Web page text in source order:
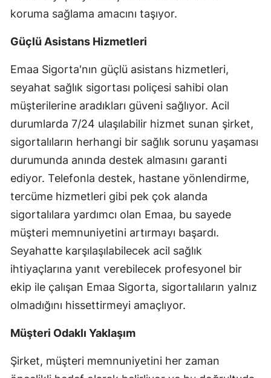
Konya
Kütahya
Malatya
Manisa
Kahramanmaraş
Mardin
Muğla
Muş
Nevşehir
Sakarya
koruma sağlama amacını taşıyor.
Güçlü Asistans Hizmetleri
Emaa Sigorta'nın güçlü asistans hizmetleri,
seyahat sağlık sigortası poliçesi sahibi olan
müşterilerine aradıkları güveni sağlıyor. Acil
durumlarda 7/24 ulaşılabilir hizmet sunan şirket,
sigortalıların herhangi bir sağlık sorunu yaşaması
durumunda anında destek almasını garanti
ediyor. Telefonla destek, hastane yönlendirme,
tercüme hizmetleri gibi pek çok alanda
sigortalılara yardımcı olan Emaa, bu sayede
müşteri memnuniyetini artırmayı başardı.
Seyahatte karşılaşılabilecek acil sağlık
ihtiyaçlarına yanıt verebilecek profesyonel bir
ekip ile çalışan Emaa Sigorta, sigortalıların yalnız
olmadığını hissettirmeyi amaçlıyor.
Müşteri Odaklı Yaklaşım
Şirket, müşteri memnuniyetini her zaman